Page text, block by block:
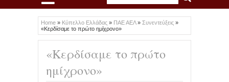
Home » Κύπελλο Ελλάδας » ΠΑΕ ΑΕΛ» Συνεντεύξεις »
«Κερδίσαμε το πρώτο ημίχρονο»
«Κερδίσαμε το πρώτο
ημίχρονο»